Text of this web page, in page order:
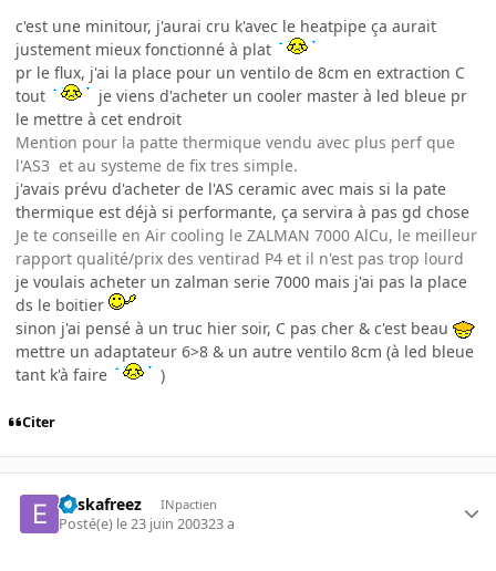
c'est une minitour, j'aurai cru k'avec le heatpipe ça aurait
justement mieux fonctionné à plat
pr le flux, j'ai la place pour un ventilo de 8cm en extraction C
tout
je viens d'acheter un cooler master à led bleue pr
le mettre à cet endroit
Mention pour la patte thermique vendu avec plus perf que
l'AS3 et au systeme de fix tres simple.
j'avais prévu d'acheter de l'AS ceramic avec mais si la pate
thermique est déjà si performante, ça servira à pas gd chose
Je te conseille en Air cooling le ZALMAN 7000 AlCu, le meilleur
rapport qualité/prix des ventirad P4 et il n'est pas trop lourd
je voulais acheter un zalman serie 7000 mais j'ai pas la place
ds le boitier
sinon j'ai pensé à un truc hier soir, C pas cher & c'est beau
mettre un adaptateur 6>8 & un autre ventilo 8cm (à led bleue
tant k'à faire
)
Citer
euskafreez INpactien
Posté(e) le 23 juin 200323 a